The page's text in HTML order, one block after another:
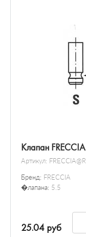
Клапан
Артикул:
Бренд: FRECCIA
�лапана: 5.5
25.04 руб